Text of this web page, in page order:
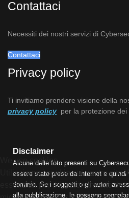
Contattaci
Necessiti dei nostri servizi di
Contattaci
Privacy policy
Ti invitiamo prendere visione della
privacy policy per la protezione dei
Disclaimer
Alcune delle foto presenti su
essere state prese da Internet e
dominio. Se i soggetti o gli autori
alla pubblicazione, lo possono
We use cookies
Utilizziamo i cookie sul nostro sito
essenziali per il funzionamento del